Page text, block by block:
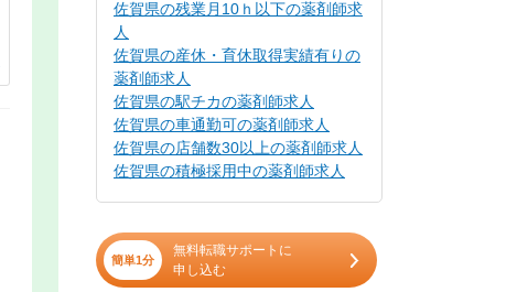
佐賀県の残業月10ｈ以下の薬剤師求
人
佐賀県の産休・育休取得実績有りの
薬剤師求人
佐賀県の駅チカの薬剤師求人
佐賀県の車通勤可の薬剤師求人
佐賀県の店舗数30以上の薬剤師求人
佐賀県の積極採用中の薬剤師求人
簡単1分
無料転職サポートに
申し込む